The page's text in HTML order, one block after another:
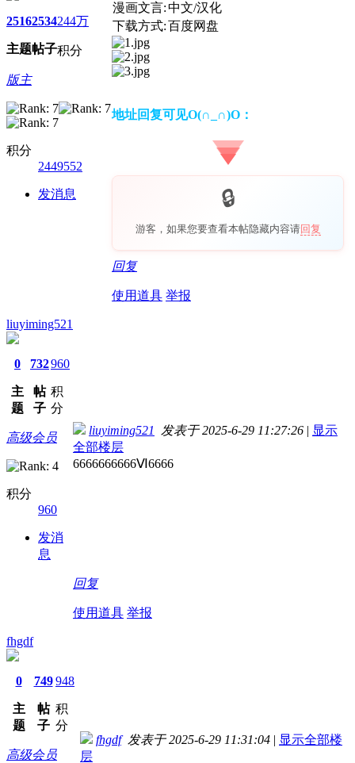
2516
主题
2534
帖子
244万
积分
版主
积分
2449552
发消息
漫画文言:中文/汉化
下载方式:百度网盘
地址回复可见O(∩_∩)O：
游客，如果您要查看本帖隐藏内容请回复
回复
使用道具 举报
liuyiming521
0
主
题
732
帖
子
960
积
分
高级会员
积分
960
发消
息
liuyiming521 发表于 2025-6-29 11:27:26 | 显示
全部楼层
6666666666Ⅵ6666
回复
使用道具 举报
fhgdf
0
主
题
749
帖
子
948
积
分
高级会员
fhgdf发表于 2025-6-29 11:31:04 | 显示全部楼
层